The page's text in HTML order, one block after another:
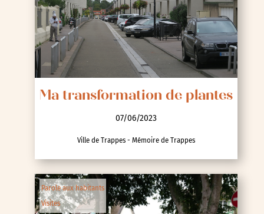
Ma transformation de plantes
07/06/2023
Ville de Trappes - Mémoire de Trappes
Parole aux habitants
Visites